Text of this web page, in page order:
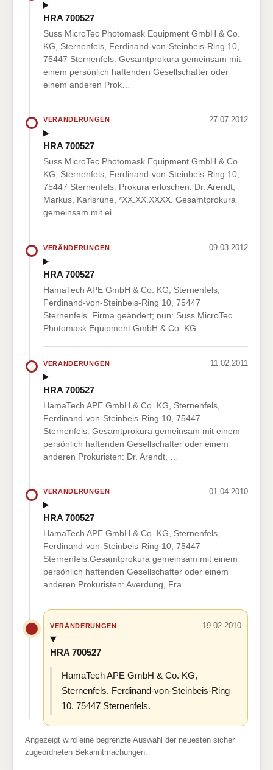
HRA 700527
Suss MicroTec Photomask Equipment GmbH & Co.
KG, Sternenfels, Ferdinand-von-Steinbeis-Ring 10,
75447 Sternenfels. Gesamtprokura gemeinsam mit
einem persönlich haftenden Gesellschafter oder
einem anderen Prok…
VERÄNDERUNGEN 27.07.2012
HRA 700527
Suss MicroTec Photomask Equipment GmbH & Co.
KG, Sternenfels, Ferdinand-von-Steinbeis-Ring 10,
75447 Sternenfels. Prokura erloschen: Dr. Arendt,
Markus, Karlsruhe, *XX.XX.XXXX. Gesamtprokura
gemeinsam mit ei…
VERÄNDERUNGEN 09.03.2012
HRA 700527
HamaTech APE GmbH & Co. KG, Sternenfels,
Ferdinand-von-Steinbeis-Ring 10, 75447
Sternenfels. Firma geändert; nun: Suss MicroTec
Photomask Equipment GmbH & Co. KG.
VERÄNDERUNGEN 11.02.2011
HRA 700527
HamaTech APE GmbH & Co. KG, Sternenfels,
Ferdinand-von-Steinbeis-Ring 10, 75447
Sternenfels. Gesamtprokura gemeinsam mit einem
persönlich haftenden Gesellschafter oder einem
anderen Prokuristen: Dr. Arendt, …
VERÄNDERUNGEN 01.04.2010
HRA 700527
HamaTech APE GmbH & Co. KG, Sternenfels,
Ferdinand-von-Steinbeis-Ring 10, 75447
Sternenfels.Gesamtprokura gemeinsam mit einem
persönlich haftenden Gesellschafter oder einem
anderen Prokuristen: Averdung, Fra…
VERÄNDERUNGEN 19.02.2010
HRA 700527
HamaTech APE GmbH & Co. KG,
Sternenfels, Ferdinand-von-Steinbeis-Ring
10, 75447 Sternenfels.
Angezeigt wird eine begrenzte Auswahl der neuesten sicher
zugeordneten Bekanntmachungen.